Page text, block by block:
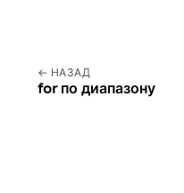
НАЗАД
for по диапазону